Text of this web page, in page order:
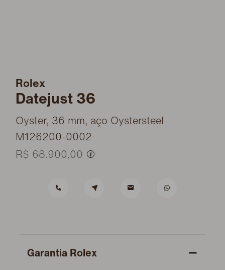
Rolex
Datejust 36
Oyster, 36 mm, aço Oystersteel
M126200-0002
R$ 68.900,00
Garantia Rolex